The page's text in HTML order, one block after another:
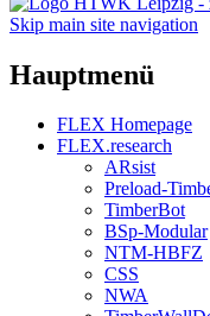
Skip main site navigation
Hauptmenü
FLEX Homepage
FLEX.research
ARsist
Preload-
TimberBot
BSp-Modular
NTM-HBFZ
CSS
NWA